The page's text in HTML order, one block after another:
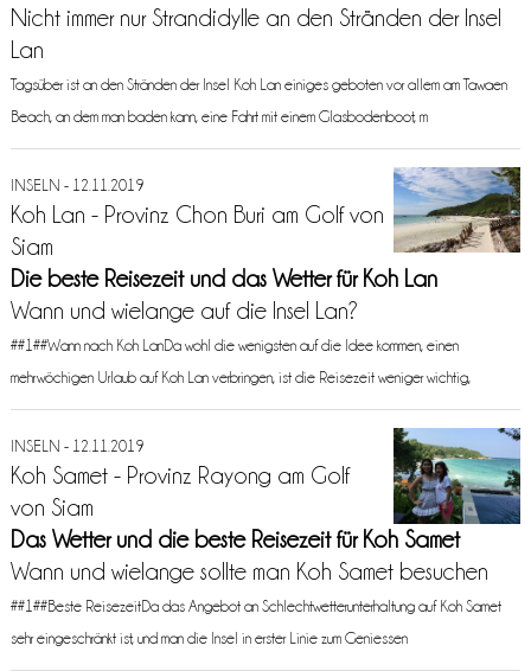
Nicht immer nur Strandidylle an den Stränden der Insel
Lan
Tagsüber ist an den Stränden der Insel Koh Lan einiges geboten vor allem am Tawaen
Beach, an dem man baden kann, eine Fahrt mit einem Glasbodenboot, m
INSELN - 12.11.2019
Koh Lan - Provinz Chon Buri am Golf von
Siam
Die beste Reisezeit und das Wetter für Koh Lan
Wann und wielange auf die Insel Lan?
##1##Wann nach Koh LanDa wohl die wenigsten auf die Idee kommen, einen
mehrwöchigen Urlaub auf Koh Lan verbringen, ist die Reisezeit weniger wichtig,
INSELN - 12.11.2019
Koh Samet - Provinz Rayong am Golf
von Siam
Das Wetter und die beste Reisezeit für Koh Samet
Wann und wielange sollte man Koh Samet besuchen
##1##Beste ReisezeitDa das Angebot an Schlechtwetterunterhaltung auf Koh Samet
sehr eingeschränkt ist, und man die Insel in erster Linie zum Geniessen